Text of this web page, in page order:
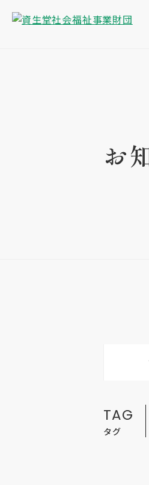
お
TAG
タグ